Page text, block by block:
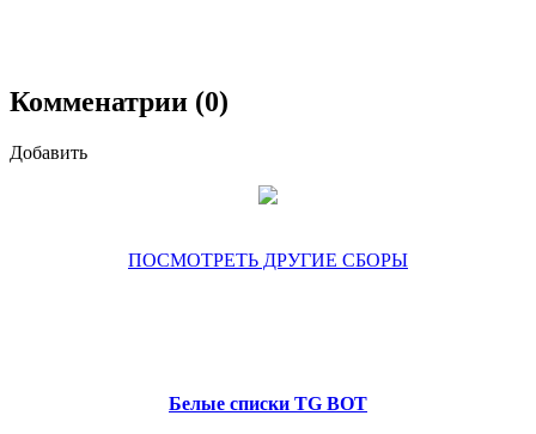
Комменатрии (0)
Добавить
ПОСМОТРЕТЬ ДРУГИЕ СБОРЫ
Белые списки TG BOT